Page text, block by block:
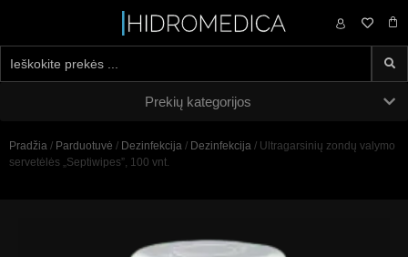
0,00 €
Prekių kategorijos
Pradžia / Parduotuvė / Dezinfekcija / Dezinfekcija / Ultragarsinių zondų valymo
servetėlės „Septiwipes”, 100 vnt.